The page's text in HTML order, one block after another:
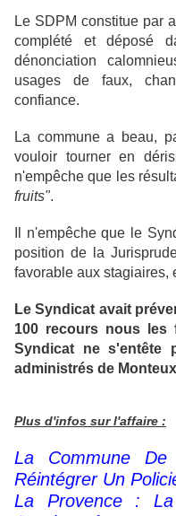
Le SDPM constitue par
complété et déposé
dénonciation
usages de faux,
confiance.
La commune a beau,
vouloir tourner en
n'empêche que les
fruits".
Il n'empêche que le
position de la
favorable aux stagiaires,
Le Syndicat avait
100 recours nous les
Syndicat ne s'entête
administrés de
Plus d'infos sur l'affaire :
La Commune De
Réintégrer Un
La Provence :